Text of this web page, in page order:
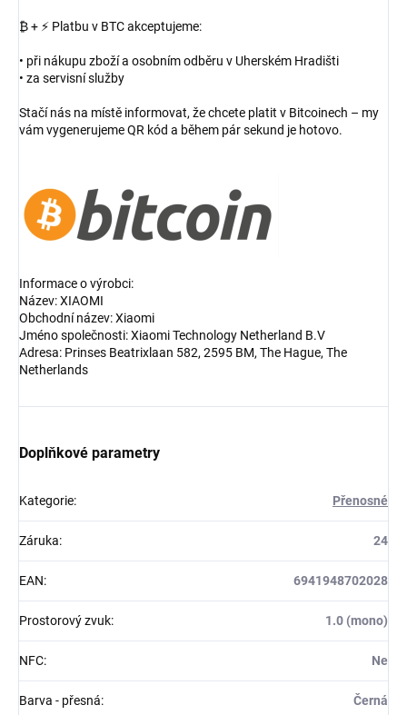
₿ + ⚡ Platbu v BTC akceptujeme:
• při nákupu zboží a osobním odběru v Uherském Hradišti
• za servisní služby
Stačí nás na místě informovat, že chcete platit v Bitcoinech – my
vám vygenerujeme QR kód a během pár sekund je hotovo.
Informace o výrobci:
Název: XIAOMI
Obchodní název: Xiaomi
Jméno společnosti: Xiaomi Technology Netherland B.V
Adresa: Prinses Beatrixlaan 582, 2595 BM, The Hague, The
Netherlands
Doplňkové parametry
Kategorie: Přenosné
Záruka: 24
EAN: 6941948702028
Prostorový zvuk: 1.0 (mono)
NFC: Ne
Barva - přesná: Černá